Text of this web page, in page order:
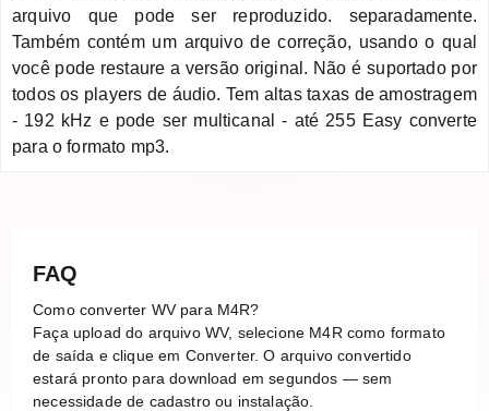
arquivo que pode ser reproduzido. separadamente.
Também contém um arquivo de correção, usando o qual
você pode restaure a versão original. Não é suportado por
todos os players de áudio. Tem altas taxas de amostragem
- 192 kHz e pode ser multicanal - até 255 Easy converte
para o formato mp3.
FAQ
Como converter WV para M4R?
Faça upload do arquivo WV, selecione M4R como formato
de saída e clique em Converter. O arquivo convertido
estará pronto para download em segundos — sem
necessidade de cadastro ou instalação.